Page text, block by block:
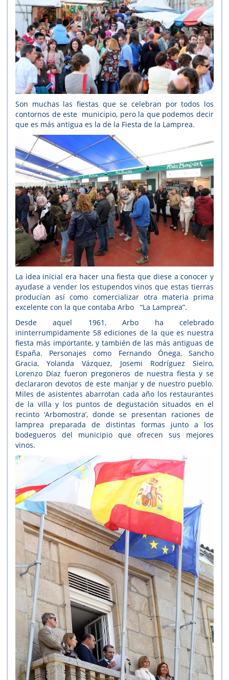
Son muchas las fiestas que se celebran por todos los
contornos de este municipio, pero la que podemos decir
que es más antigua es la de la Fiesta de la Lamprea.
La idea inicial era hacer una fiesta que diese a conocer y
ayudase a vender los estupendos vinos que estas tierras
producían así como comercializar otra materia prima
excelente con la que contaba Arbo “La Lamprea”.
Desde aquel 1961, Arbo ha celebrado
ininterrumpidamente 58 ediciones de la que es nuestra
fiesta más importante, y también de las más antiguas de
España. Personajes como Fernando Ónega, Sancho
Gracia, Yolanda Vázquez, Josemi Rodríguez Sieiro,
Lorenzo Díaz fueron pregoneros de nuestra fiesta y se
declararon devotos de este manjar y de nuestro pueblo.
Miles de asistentes abarrotan cada año los restaurantes
de la villa y los puntos de degustación situados en el
recinto ‘Arbomostra’, donde se presentan raciones de
lamprea preparada de distintas formas junto a los
bodegueros del municipio que ofrecen sus mejores
vinos.